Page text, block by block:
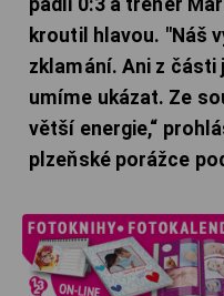
kroutil hlavou. "Náš
zklamání. Ani z části
umíme ukázat. Ze
větší energie,“
plzeňské porážce